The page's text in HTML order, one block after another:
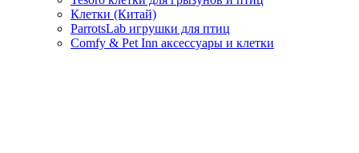
Клетки (Китай)
ParrotsLab игрушки для птиц
Comfy & Pet Inn аксессуары и клетки